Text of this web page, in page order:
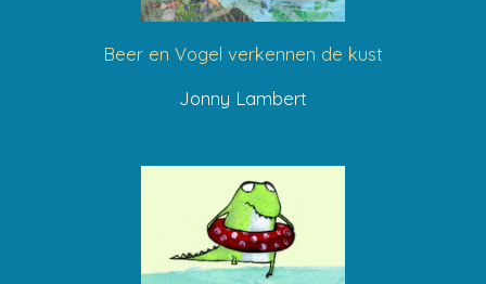
Beer en Vogel verkennen de kust
Jonny Lambert